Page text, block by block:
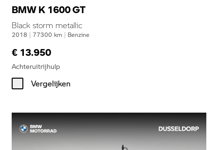
BMW K 1600 GT
Black storm metallic
2018 | 77300 km | Benzine
€ 13.950
Achteruitrijhulp
Vergelijken